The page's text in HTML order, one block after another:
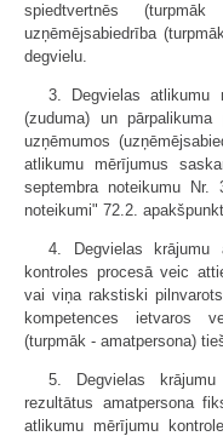
spiedtvertnēs
uzņēmējsabiedrība
degvielu.
3. Degvielas atlikumu
(zuduma) un
uzņēmumos
atlikumu mērījumus
septembra noteikumu Nr.
noteikumi" 72.2.
4. Degvielas krājumu
kontroles procesā veic
vai viņa rakstiski
kompetences ietvaros
(turpmāk - amatpersona)
5. Degvielas
rezultātus amatpersona
atlikumu mērījumu